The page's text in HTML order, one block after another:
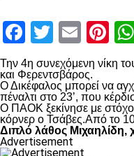
Facebook
Twitter
Email
Την 4η συνεχόμενη νίκη
και Φερεντσβάρος.
Ο Δικέφαλος μπορεί να
πέναλτι στο 23’, που
Ο ΠΑΟΚ ξεκίνησε με στόχο
κόρνερ ο Τσάβες.Από το
Διπλό λάθος Μιχαηλίδη,
Advertisement